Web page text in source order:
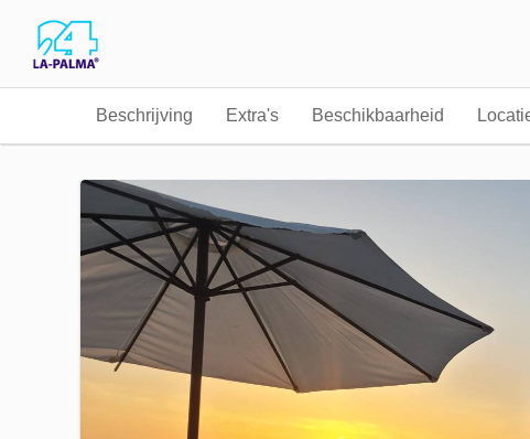
Beschrijving Extra's Beschikbaarheid